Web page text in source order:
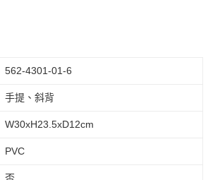
562-4301-01-6
手提、斜背
W30xH23.5xD12cm
PVC